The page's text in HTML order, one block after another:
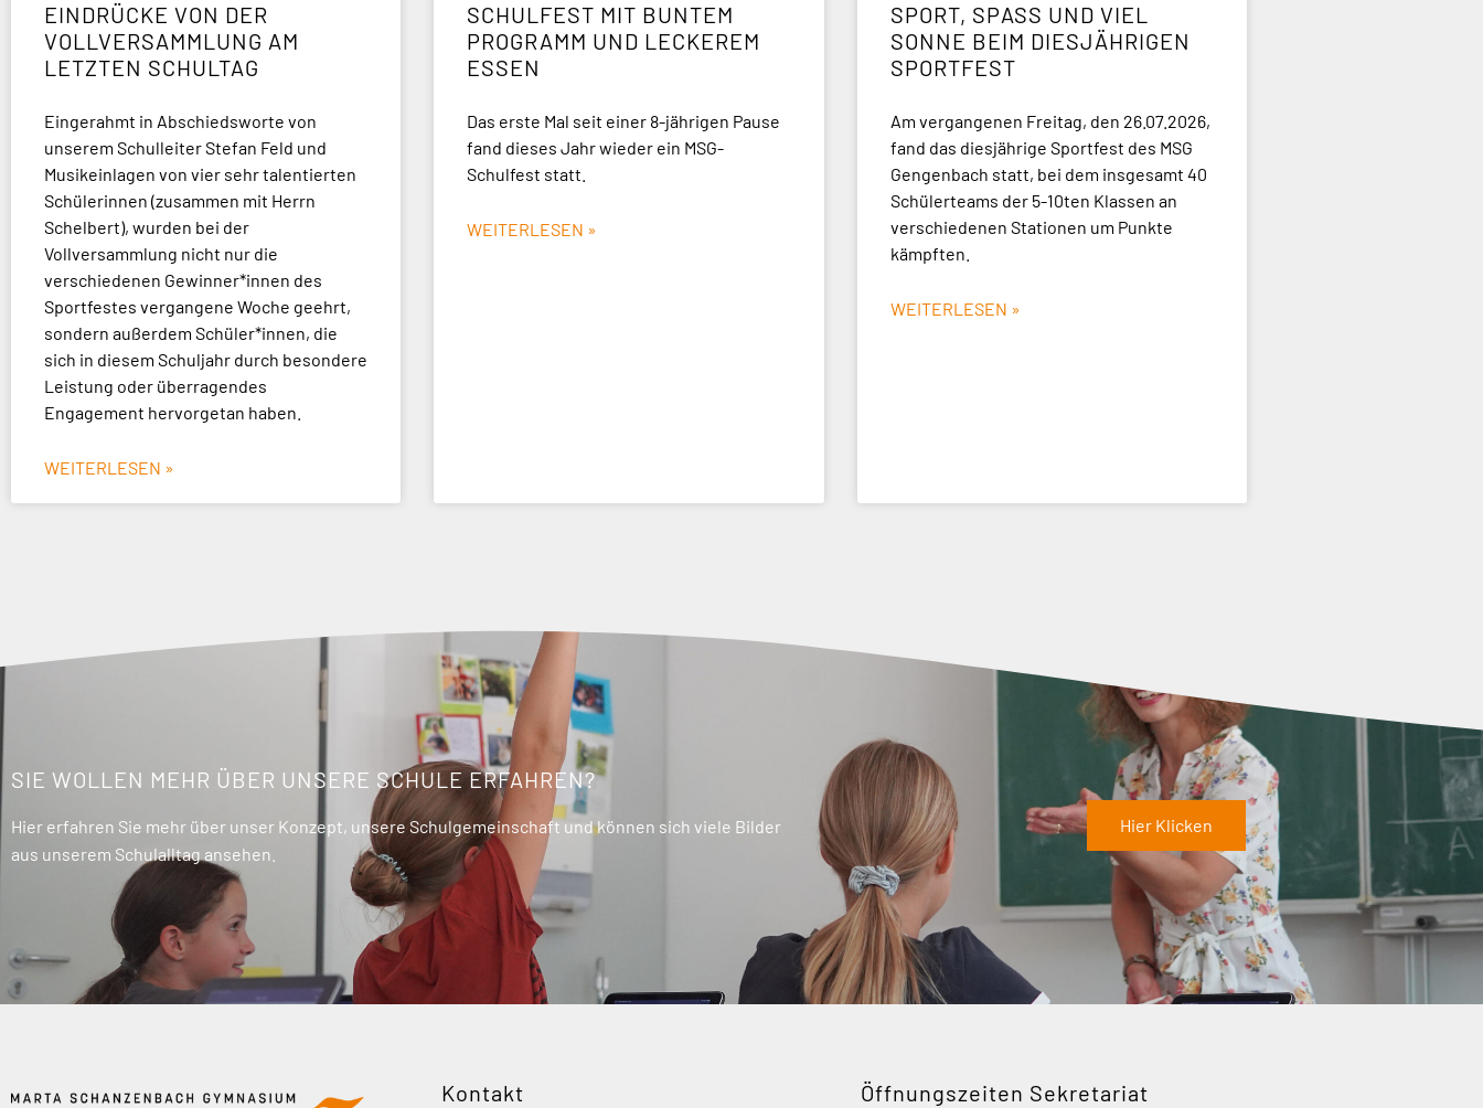
EINDRÜCKE VON DER
VOLLVERSAMMLUNG AM
LETZTEN SCHULTAG
Eingerahmt in Abschiedsworte von
unserem Schulleiter Stefan Feld und
Musikeinlagen von vier sehr talentierten
Schülerinnen (zusammen mit Herrn
Schelbert), wurden bei der
Vollversammlung nicht nur die
verschiedenen Gewinner*innen des
Sportfestes vergangene Woche geehrt,
sondern außerdem Schüler*innen, die
sich in diesem Schuljahr durch besondere
Leistung oder überragendes
Engagement hervorgetan haben.
WEITERLESEN »
SCHULFEST MIT BUNTEM
PROGRAMM UND LECKEREM
ESSEN
Das erste Mal seit einer 8-jährigen Pause
fand dieses Jahr wieder ein MSG-
Schulfest statt.
WEITERLESEN »
SPORT, SPASS UND VIEL S
ONNE BEIM DIESJÄHRIGEN S
PORTFEST
Am vergangenen Freitag, den 26.07.2026,
fand das diesjährige Sportfest des MSG
Gengenbach statt, bei dem insgesamt 40
Schülerteams der 5-10ten Klassen an
verschiedenen Stationen um Punkte
kämpften.
WEITERLESEN »
SIE WOLLEN MEHR ÜBER UNSERE SCHULE ERFAHREN?
Hier erfahren Sie mehr über unser Konzept, unsere Schulgemeinschaft und können sich viele Bilder
aus unserem Schulalltag ansehen.
Hier Klicken
Kontakt Öffnungszeiten Sekretariat